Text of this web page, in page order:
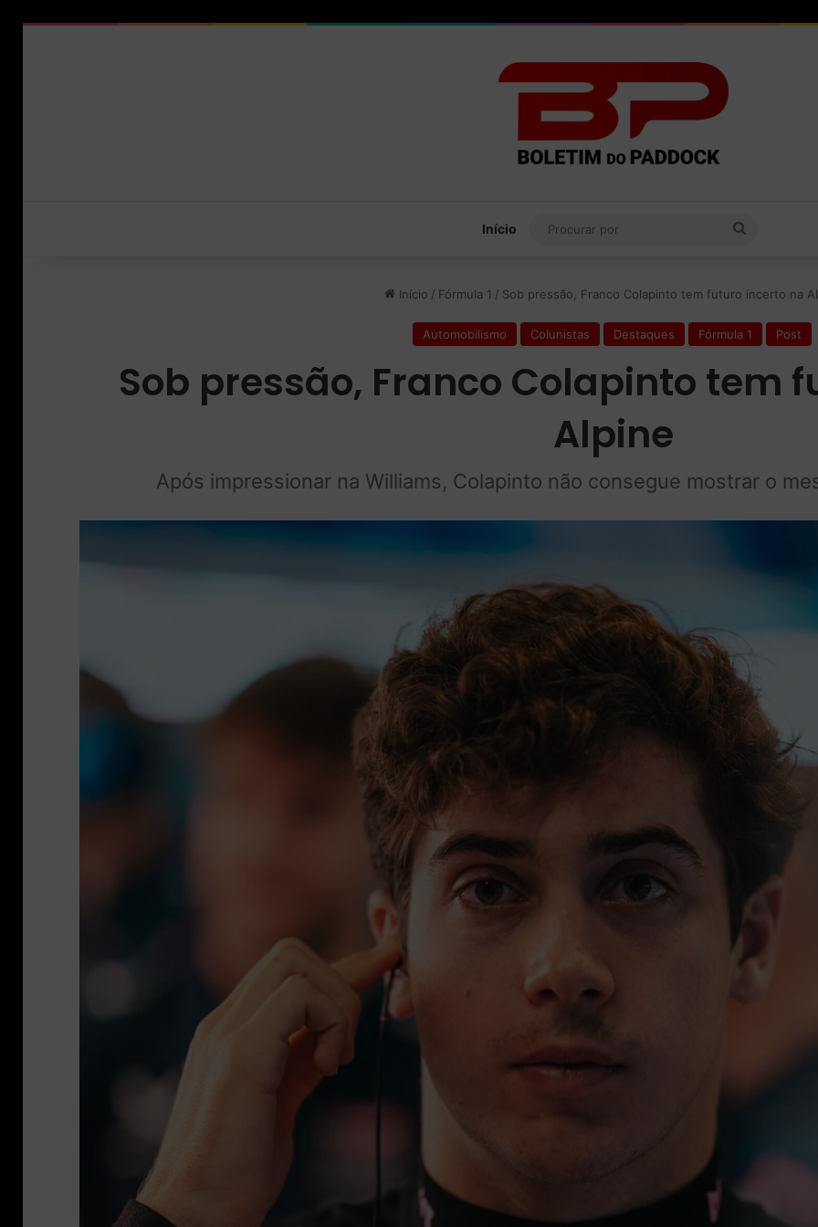
Início
Início / Fórmula 1 / Sob pressão, Franco Colapinto tem futuro incerto na
Automobilismo Colunistas Destaques Fórmula 1 Post
Sob pressão, Franco Colapinto tem
Alpine
Após impressionar na Williams, Colapinto não consegue mostrar o